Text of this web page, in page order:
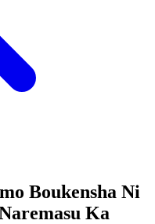
Boukensha Ni
Ka